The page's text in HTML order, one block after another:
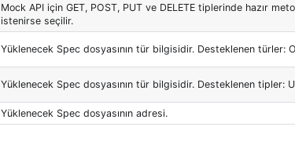
Mock API için GET, POST, PUT ve DELETE tiplerinde hazır
istenirse seçilir.
Yüklenecek Spec dosyasının tür bilgisidir. Desteklenen türler:
Yüklenecek Spec dosyasının tür bilgisidir. Desteklenen tipler:
Yüklenecek Spec dosyasının adresi.